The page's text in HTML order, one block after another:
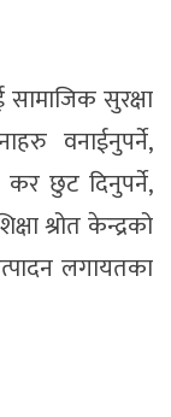
सामाजिक सुरक्षा
वनाईनुपर्ने,
छुट दिनुपर्ने,
श्रोत केन्द्रको
लगायतका